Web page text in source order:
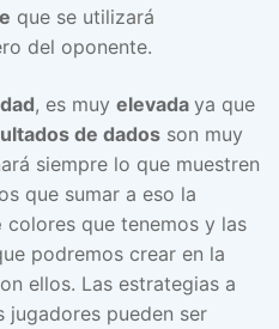
que se utilizará
del oponente.
, es muy elevada ya que
de dados son muy
siempre lo que muestren
que sumar a eso la
colores que tenemos y las
podremos crear en la
ellos. Las estrategias a
jugadores pueden ser